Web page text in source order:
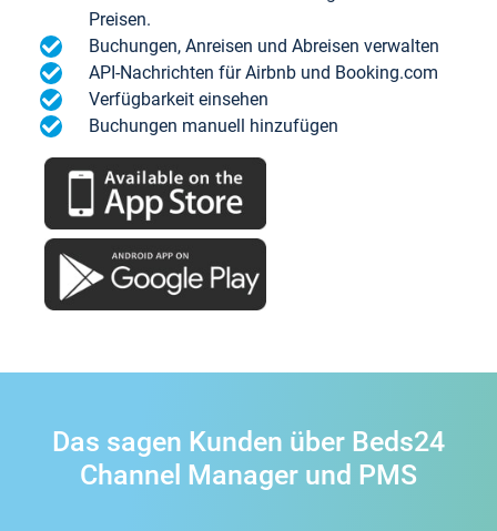
Preisen.
Buchungen, Anreisen und Abreisen verwalten
API-Nachrichten für Airbnb und Booking.com
Verfügbarkeit einsehen
Buchungen manuell hinzufügen
Das sagen Kunden über Beds24
Channel Manager und PMS